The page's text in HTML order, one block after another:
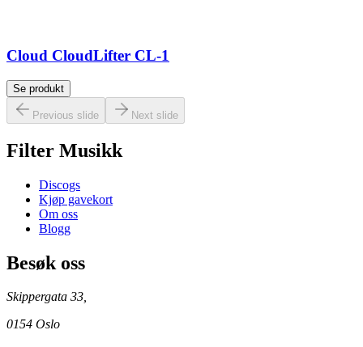
Cloud CloudLifter CL-1
Se produkt
Previous slide Next slide
Filter Musikk
Discogs
Kjøp gavekort
Om oss
Blogg
Besøk oss
Skippergata 33,
0154 Oslo